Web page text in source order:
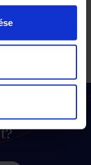
Adatkezelési